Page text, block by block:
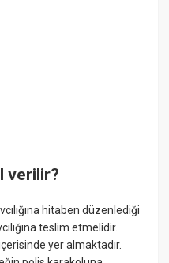
verilir?
hitaben düzenlediği
teslim etmelidir.
yer almaktadır.